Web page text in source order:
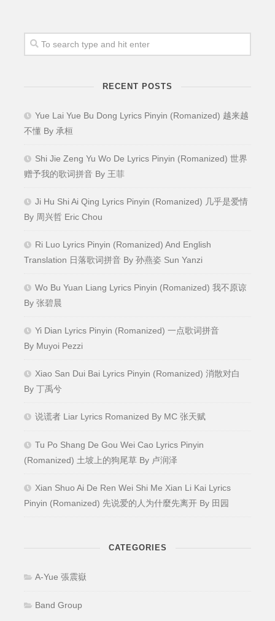
RECENT POSTS
Yue Lai Yue Bu Dong Lyrics Pinyin (Romanized) 越来越
不懂 By 承桓
Shi Jie Zeng Yu Wo De Lyrics Pinyin (Romanized) 世界
赠予我的歌词拼音 By 王菲
Ji Hu Shi Ai Qing Lyrics Pinyin (Romanized) 几乎是爱情
By 周兴哲 Eric Chou
Ri Luo Lyrics Pinyin (Romanized) And English
Translation 日落歌词拼音 By 孙燕姿 Sun Yanzi
Wo Bu Yuan Liang Lyrics Pinyin (Romanized) 我不原谅
By 张碧晨
Yi Dian Lyrics Pinyin (Romanized) 一点歌词拼音
By Muyoi Pezzi
Xiao San Dui Bai Lyrics Pinyin (Romanized) 消散对白
By 丁禹兮
说谎者 Liar Lyrics Romanized By MC 张天赋
Tu Po Shang De Gou Wei Cao Lyrics Pinyin
(Romanized) 土坡上的狗尾草 By 卢润泽
Xian Shuo Ai De Ren Wei Shi Me Xian Li Kai Lyrics
Pinyin (Romanized) 先说爱的人为什麼先离开 By 田园
CATEGORIES
A-Yue 張震嶽
Band Group